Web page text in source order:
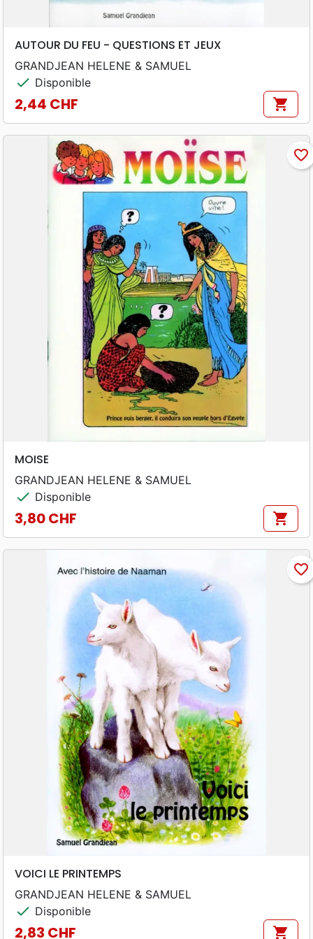
AUTOUR DU FEU - QUESTIONS ET JEUX
GRANDJEAN HELENE & SAMUEL
check Disponible
Prix
2,44 CHF shopping_cart
favorite_border
MOISE
GRANDJEAN HELENE & SAMUEL
check Disponible
Prix
3,80 CHF shopping_cart
favorite_border
VOICI LE PRINTEMPS
GRANDJEAN HELENE & SAMUEL
check Disponible
2,83 CHF shopping_cart